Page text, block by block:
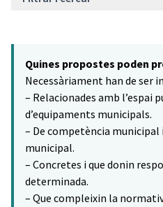
−
Quines propostes poden
Necessàriament han de ser
– Relacionades amb l’espai
d’equipaments municipals.
– De competència
municipal.
– Concretes i que donin
determinada.
– Que compleixin la